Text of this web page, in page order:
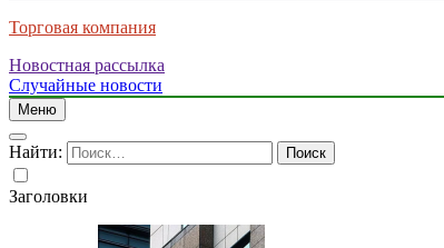
Торговая компания
Новостная рассылка
Случайные новости
Меню
Найти:
Заголовки